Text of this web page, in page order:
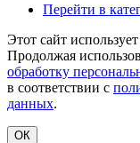
Перейти в
Этот сайт
Продолжая
обработку
в соответствии с
данных.
ОК